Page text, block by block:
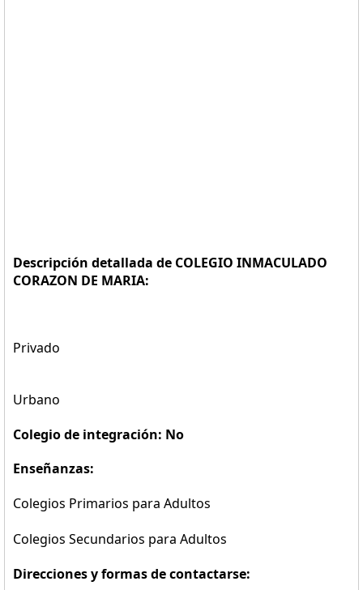
Descripción detallada de COLEGIO INMACULADO
CORAZON DE MARIA:
Privado
Urbano
Colegio de integración: No
Enseñanzas:
Colegios Primarios para Adultos
Colegios Secundarios para Adultos
Direcciones y formas de contactarse: